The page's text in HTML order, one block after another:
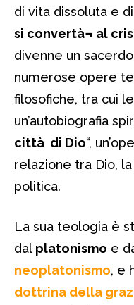
di vita dissoluta e
si convertà¬ al
divenne un
numerose opere
filosofiche, tra cui le
un’autobiografia
città di Dio“,
relazione tra Dio,
politica.
La sua teologia è
dal platonismo e
neoplatonismo, e
dottrina della